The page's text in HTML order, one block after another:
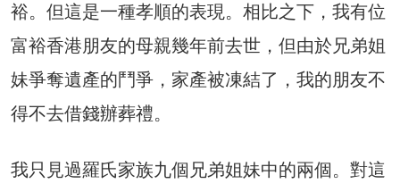
裕。但這是一種孝順的表現。相比之下，我有位
富裕香港朋友的母親幾年前去世，但由於兄弟姐
妹爭奪遺產的鬥爭，家產被凍結了，我的朋友不
得不去借錢辦葬禮。
我只見過羅氏家族九個兄弟姐妹中的兩個。對這